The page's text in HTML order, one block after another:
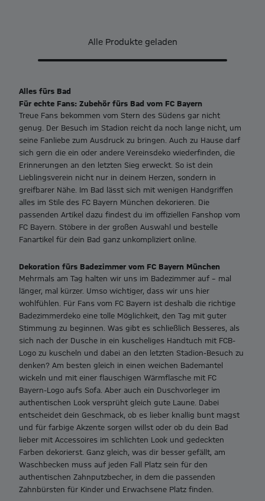
Alle Produkte geladen
Alles fürs Bad
Für echte Fans: Zubehör fürs Bad vom FC Bayern
Treue Fans bekommen vom Stern des Südens gar nicht
genug. Der Besuch im Stadion reicht da noch lange nicht, um
seine Fanliebe zum Ausdruck zu bringen. Auch zu Hause darf
sich gern die ein oder andere Vereinsdeko wiederfinden, die
Erinnerungen an den letzten Sieg erweckt. So ist dein
Lieblingsverein nicht nur in deinem Herzen, sondern in
greifbarer Nähe. Im Bad lässt sich mit wenigen Handgriffen
alles im Stile des FC Bayern München dekorieren. Die
passenden Artikel dazu findest du im offiziellen Fanshop vom
FC Bayern. Stöbere in der großen Auswahl und bestelle
Fanartikel für dein Bad ganz unkompliziert online.
Dekoration fürs Badezimmer vom FC Bayern München
Mehrmals am Tag halten wir uns im Badezimmer auf – mal
länger, mal kürzer. Umso wichtiger, dass wir uns hier
wohlfühlen. Für Fans vom FC Bayern ist deshalb die richtige
Badezimmerdeko eine tolle Möglichkeit, den Tag mit guter
Stimmung zu beginnen. Was gibt es schließlich Besseres, als
sich nach der Dusche in ein kuscheliges Handtuch mit FCB-
Logo zu kuscheln und dabei an den letzten Stadion-Besuch zu
denken? Am besten gleich in einen weichen Bademantel
wickeln und mit einer flauschigen Wärmflasche mit FC
Bayern-Logo aufs Sofa. Aber auch ein Duschvorleger im
authentischen Look versprüht gleich gute Laune. Dabei
entscheidet dein Geschmack, ob es lieber knallig bunt magst
und für farbige Akzente sorgen willst oder ob du dein Bad
lieber mit Accessoires im schlichten Look und gedeckten
Farben dekorierst. Ganz gleich, was dir besser gefällt, am
Waschbecken muss auf jeden Fall Platz sein für den
authentischen Zahnputzbecher, in dem die passenden
Zahnbürsten für Kinder und Erwachsene Platz finden.